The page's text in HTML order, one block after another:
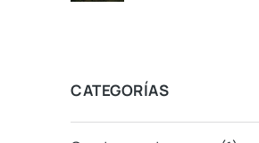
CATEGORÍAS